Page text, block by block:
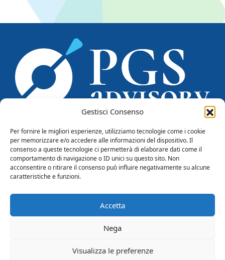
Gestisci Consenso
Per fornire le migliori esperienze, utilizziamo tecnologie come i cookie
per memorizzare e/o accedere alle informazioni del dispositivo. Il
consenso a queste tecnologie ci permetterà di elaborare dati come il
comportamento di navigazione o ID unici su questo sito. Non
acconsentire o ritirare il consenso può influire negativamente su alcune
caratteristiche e funzioni.
Accetta
Nega
Visualizza le preferenze
PGS CONSULENTI srl
Piazzale Marengo, 6
20121 - Milano
info@pgsconsulenti.com
COOKIE POLICY